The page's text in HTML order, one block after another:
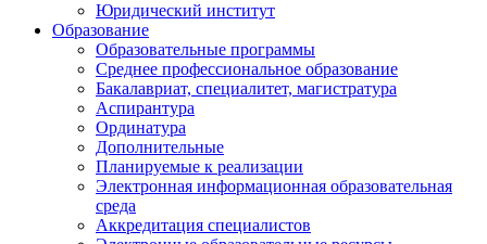
Юридический институт
Образование
Образовательные программы
Среднее профессиональное образование
Бакалавриат, специалитет, магистратура
Аспирантура
Ординатура
Дополнительные
Планируемые к реализации
Электронная информационная образовательная
среда
Аккредитация специалистов